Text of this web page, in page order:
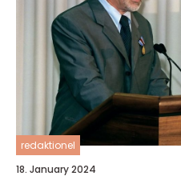
redaktionel
18. January 2024